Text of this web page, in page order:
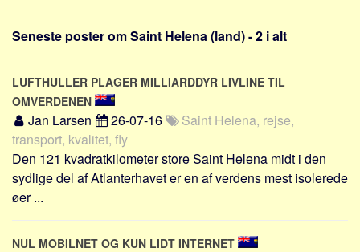
Norge
Thailand
Italien
Grækenland
USA
Alle
Nøgleord
Job
Seneste poster om Saint Helena (land) - 2 i alt
LUFTHULLER PLAGER MILLIARDDYR LIVLINE TIL
OMVERDENEN
Jan Larsen 26-07-16
Saint Helena, rejse,
transport, kvalitet, fly
Den 121 kvadratkilometer store Saint Helena midt i den
sydlige del af Atlanterhavet er en af verdens mest isolerede
øer ...
NUL MOBILNET OG KUN LIDT INTERNET